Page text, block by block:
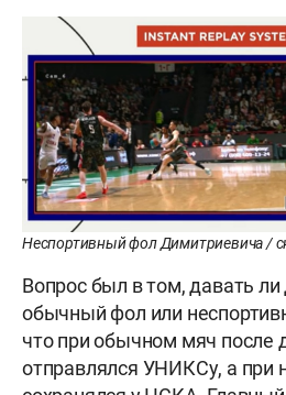
Неспортивный фол Димитриевича /
Вопрос был в том, давать
обычный фол или
что при обычном мяч после
отправлялся УНИКСу, а при